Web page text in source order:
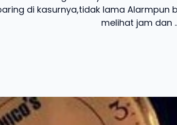
di kasurnya,tidak lama Alarmpun
melihat jam dan